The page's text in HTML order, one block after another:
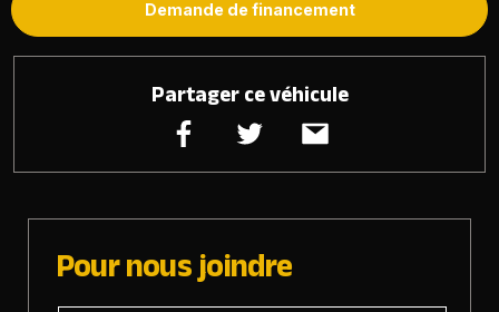
Demande de financement
Partager ce véhicule
Pour nous joindre